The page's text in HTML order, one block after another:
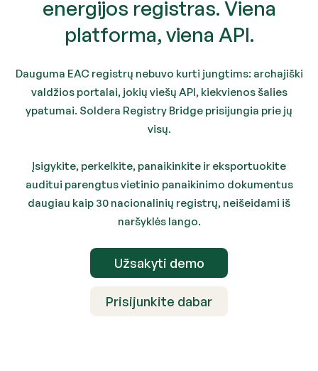
energijos registras. Viena
platforma, viena API.
Dauguma EAC registrų nebuvo kurti jungtims: archajiški
valdžios portalai, jokių viešų API, kiekvienos šalies
ypatumai. Soldera Registry Bridge prisijungia prie jų
visų.
Įsigykite, perkelkite, panaikinkite ir eksportuokite
auditui parengtus vietinio panaikinimo dokumentus
daugiau kaip 30 nacionalinių registrų, neišeidami iš
naršyklės lango.
Užsakyti demo
Prisijunkite dabar